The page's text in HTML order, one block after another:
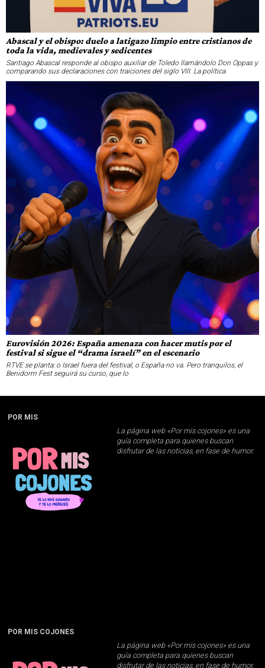
Abascal y el obispo: duelo a latigazo limpio entre cristianos de
toda la vida, medievales y sedicentes
Santiago Abascal responde al obispo auxiliar de Toledo llamándolo Don Oppas y
comparando sus declaraciones con traiciones del siglo VIII. La política
Eurovisión 2026: España amenaza con hacer mutis por el
festival si sigue el “drama israelí” en el escenario
RTVE se planta: o Israel fuera del festival, o España no va. Pero tranquilos, el
Benidorm Fest seguirá su curso, que lo
POR MIS
La página web «Por mis cojones» es una
guía completa para quienes buscan
disfrutar de las noticias, en fase de humor.
POR MIS COJONES
La página web «Por mis cojones» es una
guía completa para quienes buscan
disfrutar de las noticias, en fase de humor.